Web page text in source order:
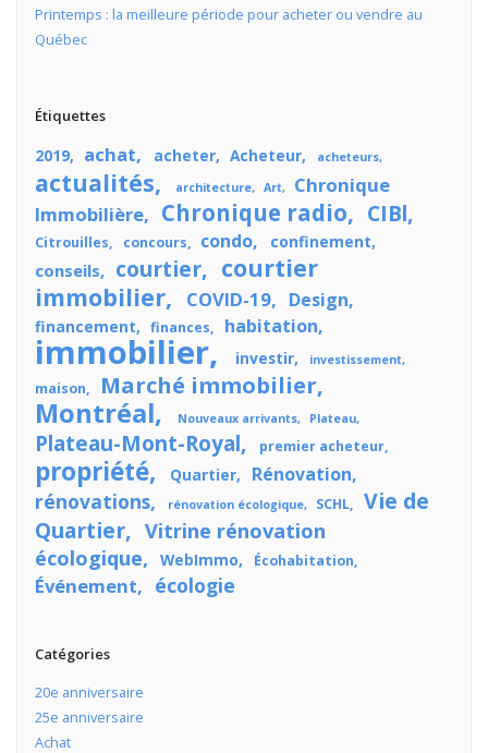
Printemps : la meilleure période pour acheter ou vendre au
Québec
Étiquettes
2019 achat acheter Acheteur acheteurs
actualités architecture Art
Chronique
Immobilière
Chronique radio CIBl
Citrouilles concours condo confinement
conseils courtier
courtier
immobilier
COVID-19 Design
financement finances habitation
immobilier investir investissement
maison Marché immobilier
Montréal Nouveaux arrivants Plateau
Plateau-Mont-Royal premier acheteur
propriété Quartier Rénovation
rénovations rénovation écologique SCHL
Vie de
Quartier
Vitrine rénovation
écologique
WebImmo Écohabitation
Événement écologie
Catégories
20e anniversaire
25e anniversaire
Achat